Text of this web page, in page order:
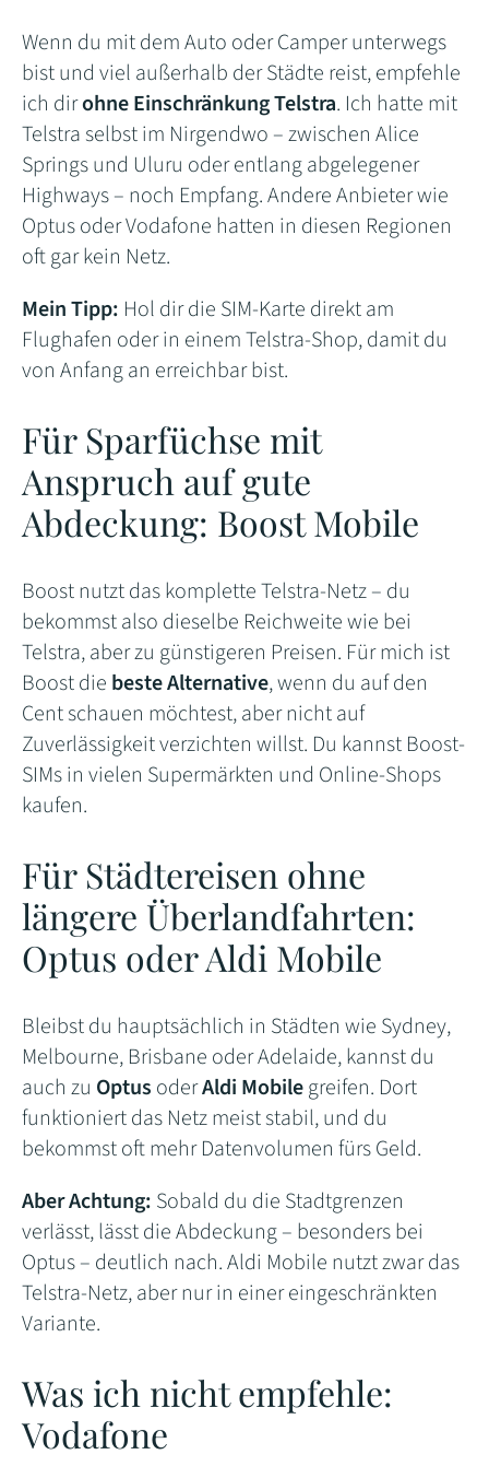
Wenn du mit dem Auto oder Camper unterwegs
bist und viel außerhalb der Städte reist, empfehle
ich dirohne Einschränkung Telstra. Ich hatte mit
Telstra selbst im Nirgendwo – zwischen Alice
Springs und Uluru oder entlang abgelegener
Highways – noch Empfang. Andere Anbieter wie
Optus oder Vodafone hatten in diesen Regionen
oft gar kein Netz.
Mein Tipp: Hol dir die SIM-Karte direkt am
Flughafen oder in einem Telstra-Shop, damit du
von Anfang an erreichbar bist.
Für Sparfüchse mit
Anspruch auf gute
Abdeckung: Boost Mobile
Boost nutzt das komplette Telstra-Netz – du
bekommst also dieselbe Reichweite wie bei
Telstra, aber zu günstigeren Preisen. Für mich ist
Boost die beste Alternative, wenn du auf den
Cent schauen möchtest, aber nicht auf
Zuverlässigkeit verzichten willst. Du kannst Boost-
SIMs in vielen Supermärkten und Online-Shops
kaufen.
Für Städtereisen ohne
längere Überlandfahrten:
Optus oder Aldi Mobile
Bleibst du hauptsächlich in Städten wie Sydney,
Melbourne, Brisbane oder Adelaide, kannst du
auch zu Optus oderAldi Mobilegreifen. Dort
funktioniert das Netz meist stabil, und du
bekommst oft mehr Datenvolumen fürs Geld.
Aber Achtung: Sobald du die Stadtgrenzen
verlässt, lässt die Abdeckung – besonders bei
Optus – deutlich nach. Aldi Mobile nutzt zwar das
Telstra-Netz, aber nur in einer eingeschränkten
Variante.
Was ich nicht empfehle:
Vodafone